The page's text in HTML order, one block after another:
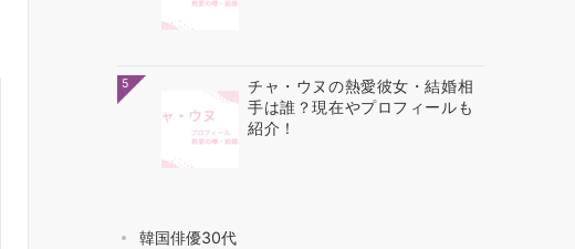
5
チャ・ウヌの熱愛彼女・結婚相
手は誰？現在やプロフィールも
紹介！
韓国俳優30代